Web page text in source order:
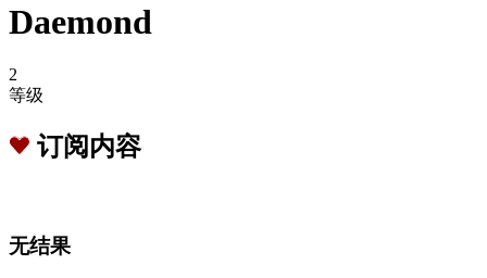
Daemond
2
等级
订阅内容
无结果